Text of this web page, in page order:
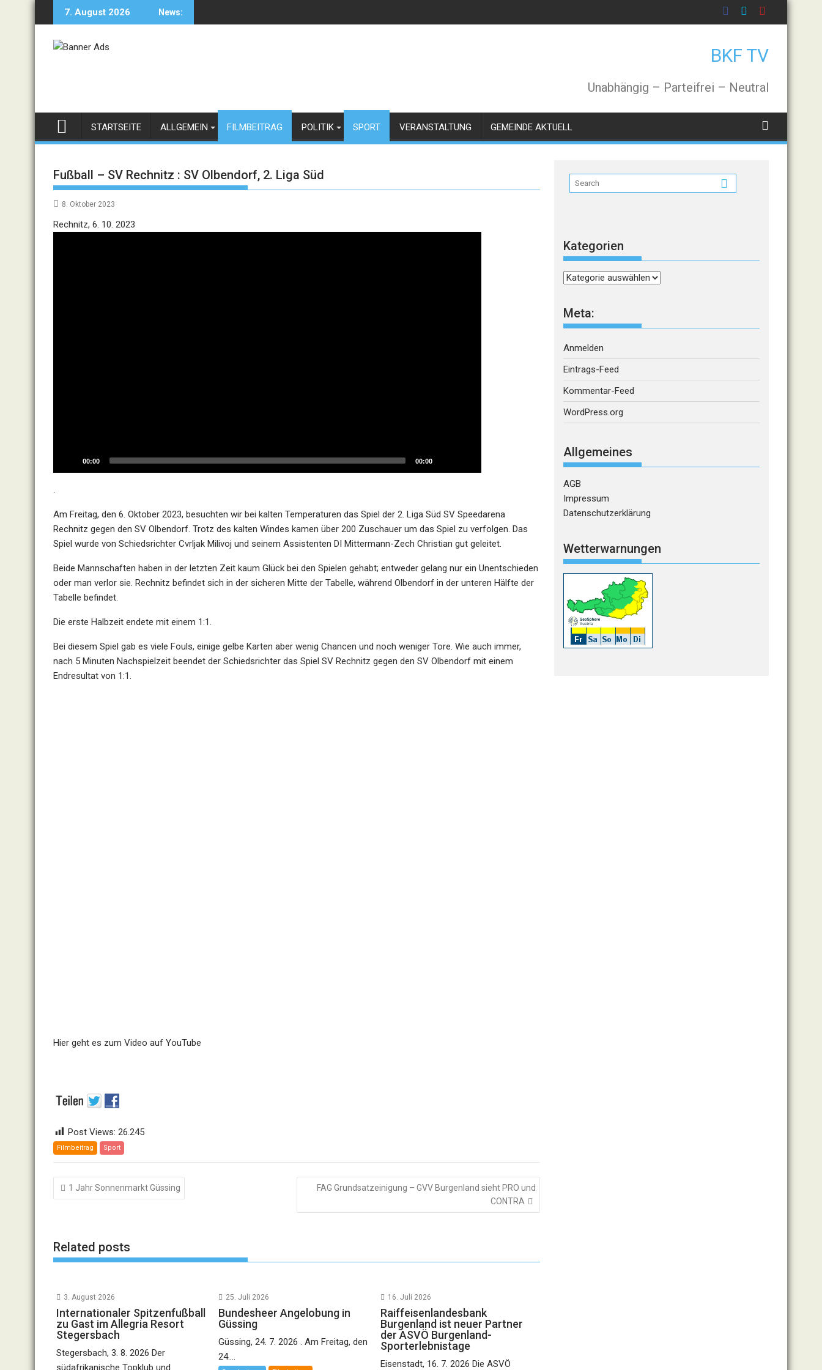
7. August 2026 News:
BKF TV
Unabhängig – Parteifrei – Neutral
STARTSEITE ALLGEMEIN FILMBEITRAG POLITIK SPORT VERANSTALTUNG GEMEINDE AKTUELL
Fußball – SV Rechnitz : SV Olbendorf, 2. Liga Süd
8. Oktober 2023
Rechnitz, 6. 10. 2023
00:00 00:00
.
Am Freitag, den 6. Oktober 2023, besuchten wir bei kalten Temperaturen das Spiel der 2. Liga Süd SV Speedarena
Rechnitz gegen den SV Olbendorf. Trotz des kalten Windes kamen über 200 Zuschauer um das Spiel zu verfolgen. Das
Spiel wurde von Schiedsrichter Cvrljak Milivoj und seinem Assistenten DI Mittermann-Zech Christian gut geleitet.
Beide Mannschaften haben in der letzten Zeit kaum Glück bei den Spielen gehabt; entweder gelang nur ein Unentschieden
oder man verlor sie. Rechnitz befindet sich in der sicheren Mitte der Tabelle, während Olbendorf in der unteren Hälfte der
Tabelle befindet.
Die erste Halbzeit endete mit einem 1:1.
Bei diesem Spiel gab es viele Fouls, einige gelbe Karten aber wenig Chancen und noch weniger Tore. Wie auch immer,
nach 5 Minuten Nachspielzeit beendet der Schiedsrichter das Spiel SV Rechnitz gegen den SV Olbendorf mit einem
Endresultat von 1:1.
Hier geht es zum Video auf YouTube
Post Views: 26.245
Filmbeitrag Sport
Beitragsnavigation
1 Jahr Sonnenmarkt Güssing
FAG Grundsatzeinigung – GVV Burgenland sieht PRO und
CONTRA
Related posts
3. August 2026
Internationaler Spitzenfußball
zu Gast im Allegria Resort
Stegersbach
Stegersbach, 3. 8. 2026 Der
südafrikanische Topklub und
25. Juli 2026
Bundesheer Angelobung in
Güssing
Güssing, 24. 7. 2026 . Am Freitag, den
24....
16. Juli 2026
Raiffeisenlandesbank
Burgenland ist neuer Partner
der ASVÖ Burgenland-
Sporterlebnistage
Eisenstadt, 16. 7. 2026 Die ASVÖ
Kategorien
Kategorien
Meta:
Anmelden
Eintrags-Feed
Kommentar-Feed
WordPress.org
Allgemeines
AGB
Impressum
Datenschutzerklärung
Wetterwarnungen